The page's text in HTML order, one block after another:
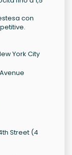
con
York City
Street (4